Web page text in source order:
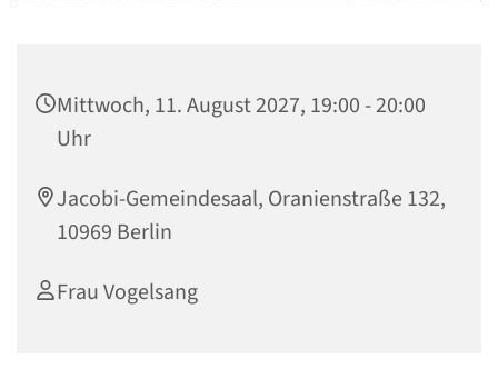
Mittwoch, 11. August 2027, 19:00 - 20:00
Uhr
Jacobi-Gemeindesaal, Oranienstraße 132,
10969 Berlin
Frau Vogelsang